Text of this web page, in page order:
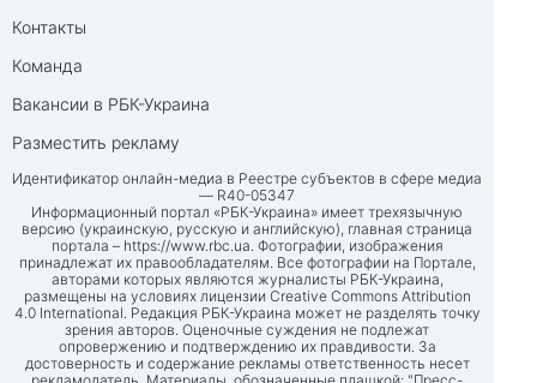
Контакты
Команда
Вакансии в РБК-Украина
Разместить рекламу
Идентификатор онлайн-медиа в Реестре субъектов в сфере медиа
— R40-05347
Информационный портал «РБК-Украина» имеет трехязычную
версию (украинскую, русскую и английскую), главная страница
портала – https://www.rbc.ua. Фотографии, изображения
принадлежат их правообладателям. Все фотографии на Портале,
авторами которых являются журналисты РБК-Украина,
размещены на условиях лицензии Creative Commons Attribution
4.0 International. Редакция РБК-Украина может не разделять точку
зрения авторов. Оценочные суждения не подлежат
опровержению и подтверждению их правдивости. За
достоверность и содержание рекламы ответственность несет